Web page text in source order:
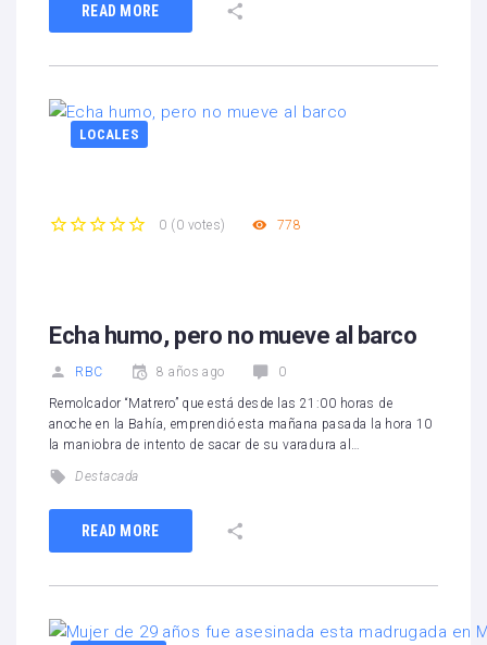
READ MORE
LOCALES
0 ( 0 votes) 778
Echa humo, pero no mueve al barco
RBC 8 años ago 0
Remolcador “Matrero” que está desde las 21:00 horas de
anoche en la Bahía, emprendió esta mañana pasada la hora 10
la maniobra de intento de sacar de su varadura al…
Destacada
READ MORE